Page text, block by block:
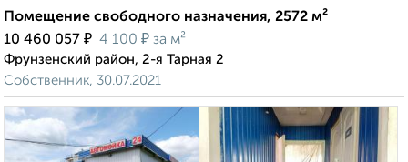
Помещение свободного назначения, 2572 м²
10 460 057 ₽ 4 100 ₽ за м²
Фрунзенский район, 2-я Тарная 2
Собственник, 30.07.2021